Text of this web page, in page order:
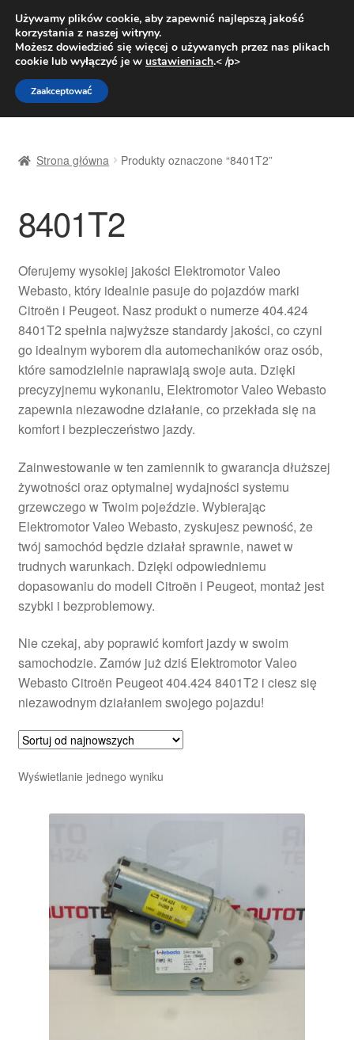
DOSTAWA od 31 zł
Pn.-pt. 9:00-16:00800 003 167
Przejdź
do
nawigacji
Przejdź
do
treści
Dostawa
Dostawa na cały świat
Moje konto
O nas
Płatności
Polityka prywatności
Procedura reklamacyjna
Skarga
Wózek
Zamówienia
Zasady i warunki
Strona główna Produkty oznaczone “8401T2”
8401T2
Oferujemy wysokiej jakości Elektromotor Valeo
Webasto, który idealnie pasuje do pojazdów marki
Citroën i Peugeot. Nasz produkt o numerze 404.424
8401T2 spełnia najwyższe standardy jakości, co czyni
go idealnym wyborem dla automechaników oraz osób,
które samodzielnie naprawiają swoje auta. Dzięki
precyzyjnemu wykonaniu, Elektromotor Valeo Webasto
zapewnia niezawodne działanie, co przekłada się na
komfort i bezpieczeństwo jazdy.
Zainwestowanie w ten zamiennik to gwarancja dłuższej
żywotności oraz optymalnej wydajności systemu
grzewczego w Twoim pojeździe. Wybierając
Elektromotor Valeo Webasto, zyskujesz pewność, że
twój samochód będzie działał sprawnie, nawet w
trudnych warunkach. Dzięki odpowiedniemu
dopasowaniu do modeli Citroën i Peugeot, montaż jest
szybki i bezproblemowy.
Nie czekaj, aby poprawić komfort jazdy w swoim
samochodzie. Zamów już dziś Elektromotor Valeo
Webasto Citroën Peugeot 404.424 8401T2 i ciesz się
niezawodnym działaniem swojego pojazdu!
Wyświetlanie jednego wyniku
Używamy plików cookie, aby zapewnić najlepszą jakość
korzystania z naszej witryny.
Możesz dowiedzieć się więcej o używanych przez nas plikach
cookie lub wyłączyć je w ustawieniach.< /p>
Zaakceptować